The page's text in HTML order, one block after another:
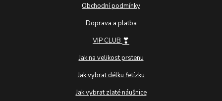
Obchodní podmínky
Doprava a platba
VIP CLUB ❣
Jak na velikost prstenu
Jak vybrat délku řetízku
Jak vybrat zlaté náušnice